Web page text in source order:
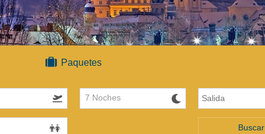
Paquetes
7 Noches
Buscar